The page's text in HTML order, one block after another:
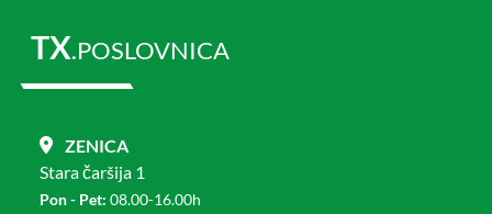
TX.POSLOVNICA
ZENICA
Stara čaršija 1
Pon - Pet: 08.00-16.00h